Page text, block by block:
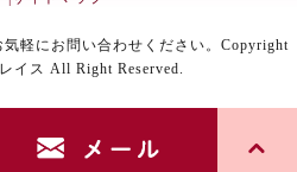
軽にお問い合わせください。Copyright
イス All Right Reserved.